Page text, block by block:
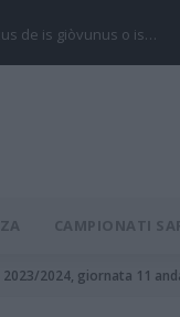
de is giòvunus o is…
CAMPIONATI
2024, giornata 11